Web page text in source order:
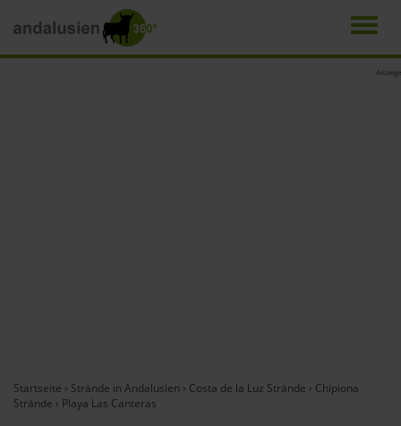
Anzeige
Startseite › Strände in Andalusien › Costa de la Luz Strände › Chipiona
Strände › Playa Las Canteras